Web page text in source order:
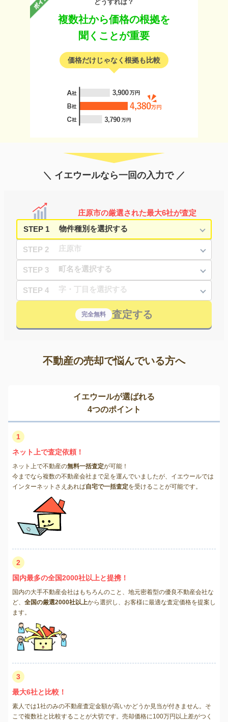
どうすれば？
複数社から価格の根拠を
聞くことが重要
価格だけじゃなく根拠も比較
＼ イエウールなら一回の入力で ／
庄原市の厳選された最大6社が査定
STEP 1
STEP 2
STEP 3
STEP 4
完全無料 査定する
不動産の売却で悩んでいる方へ
イエウールが選ばれる
4つのポイント
1
ネット上で査定依頼！
ネット上で不動産の無料一括査定が可能！
今までなら複数の不動産会社まで足を運んでいましたが、イエウールでは
インターネットさえあれば自宅で一括査定を受けることが可能です。
2
国内最多の全国2000社以上と提携！
国内の大手不動産会社はもちろんのこと、地元密着型の優良不動産会社な
ど、 全国の厳選2000社以上から選択し、お客様に最適な査定価格を提案し
ます。
3
最大6社と比較！
素人では1社のみの不動産査定金額が高いかどうか見当が付きません。そ
こで複数社と比較することが大切です。売却価格に100万円以上差がつく